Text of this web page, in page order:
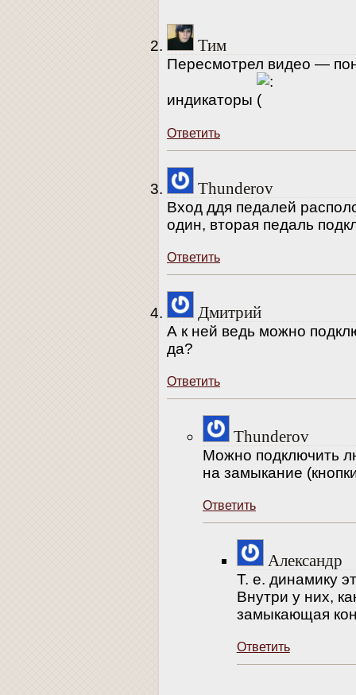
Тим
Пересмотрел видео —
индикаторы
Ответить
Thunderov
Вход ддя педалей
один, вторая педаль
Ответить
Дмитрий
А к ней ведь можно
да?
Ответить
Thunderov
Можно подключить
на замыкание
Ответить
Александр
Т. е. динамику
Внутри у них,
замыкающая
Ответить